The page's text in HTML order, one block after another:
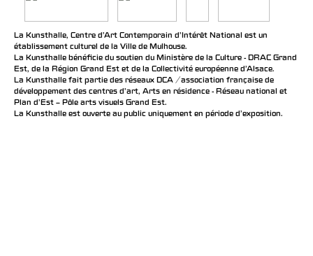
La Kunsthalle, Centre d’Art Contemporain d’Intérêt National est un
établissement culturel de la Ville de Mulhouse.
La Kunsthalle bénéficie du soutien du Ministère de la Culture - DRAC Grand
Est, de la Région Grand Est et de la Collectivité européenne d’Alsace.
La Kunsthalle fait partie des réseaux DCA / association française de
développement des centres d'art, Arts en résidence - Réseau national et
Plan d’Est – Pôle arts visuels Grand Est.
La Kunsthalle est ouverte au public uniquement en période d'exposition.